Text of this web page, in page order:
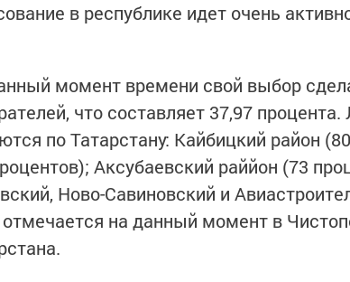
в республике идет очень
момент времени свой выбор
что составляет 37,97
по Татарстану: Кайбицкий район
Аксубаевский раййон (73
Ново-Савиновский и
отмечается на данный момент в